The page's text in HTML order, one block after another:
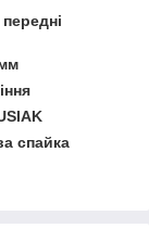
спайка